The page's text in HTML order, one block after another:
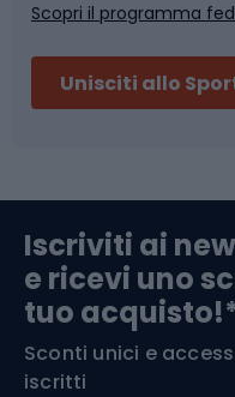
Abbigliamento da
Componenti per
Arrampicata
Medicina dello
Scopri il programma
Unisciti allo
Iscriviti ai
e ricevi uno
tuo
Sconti unici e
iscritti